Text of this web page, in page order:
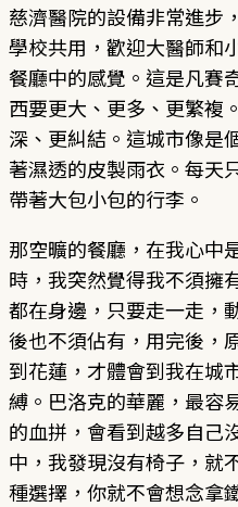
慈濟醫院的設備非常進步
學校共用，歡迎大醫師和
餐廳中的感覺。這是凡賽
西要更大、更多、更繁複
深、更糾結。這城市像是
著濕透的皮製雨衣。每天
帶著大包小包的行李。
那空曠的餐廳，在我心中
時，我突然覺得我不須擁
都在身邊，只要走一走，
後也不須佔有，用完後，
到花蓮，才體會到我在城
縛。巴洛克的華麗，最容
的血拼，會看到越多自己
中，我發現沒有椅子，就
種選擇，你就不會想念拿